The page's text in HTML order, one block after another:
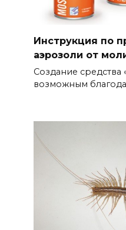
Инструкция по
аэрозоли от
Создание средства
возможным